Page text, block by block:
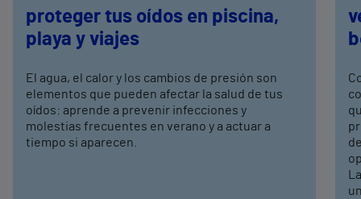
proteger tus oídos en piscina,
playa y viajes
El agua, el calor y los cambios de presión son
elementos que pueden afectar la salud de tus
oídos: aprende a prevenir infecciones y
molestias frecuentes en verano y a actuar a
tiempo si aparecen.